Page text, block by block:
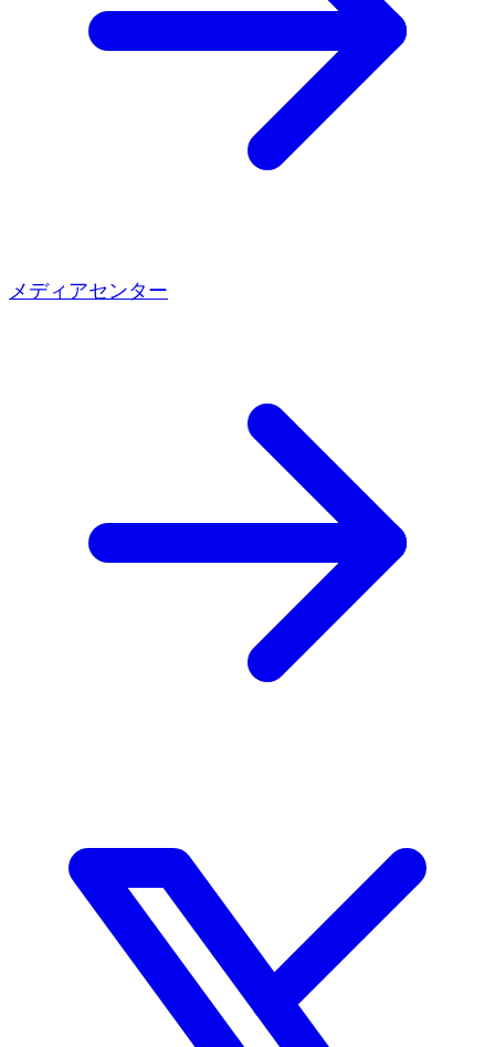
メディアセンター